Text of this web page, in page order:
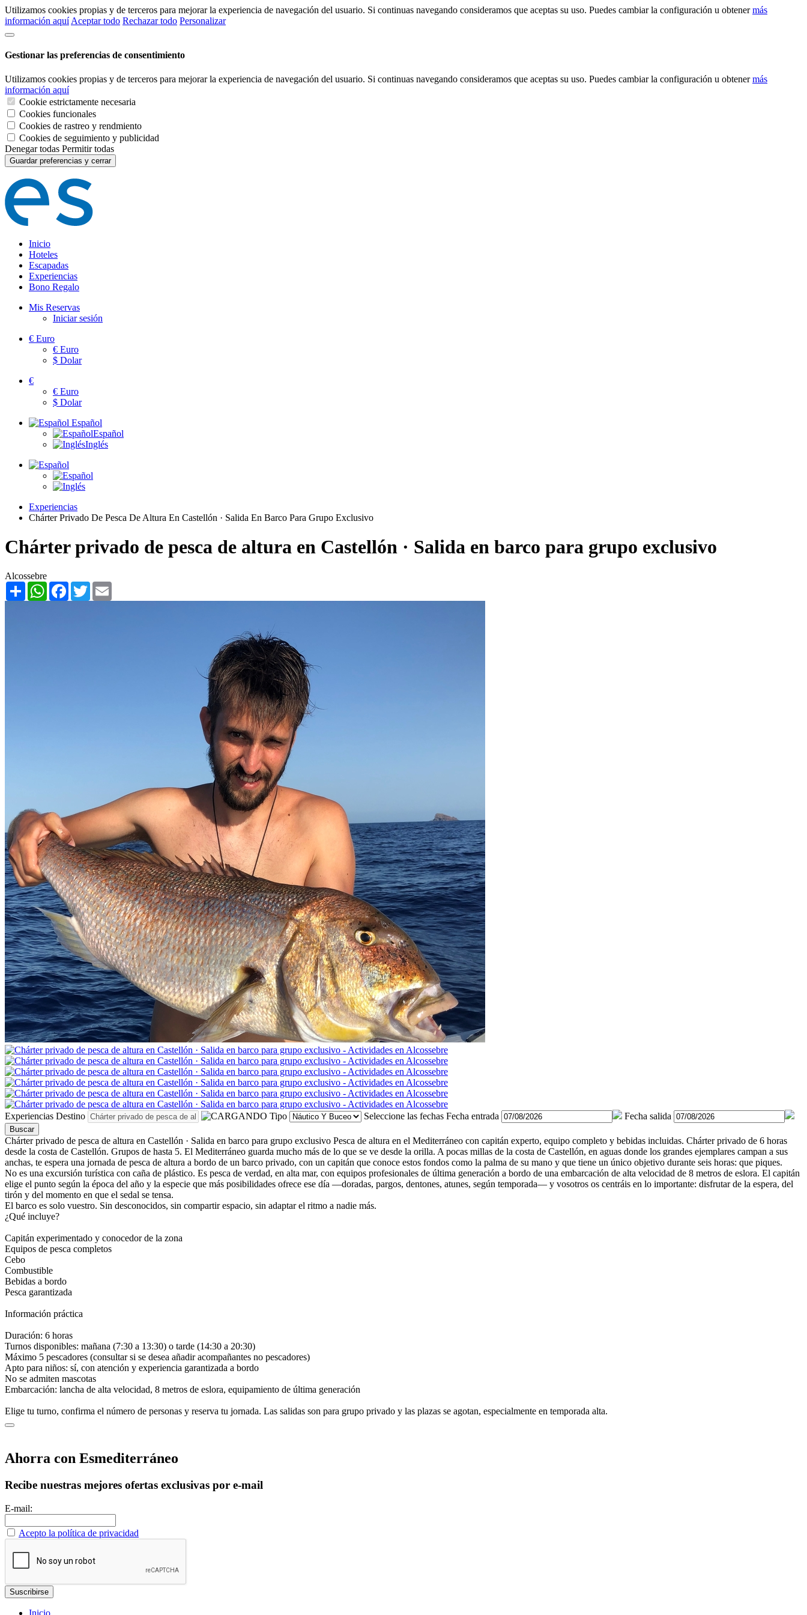
Utilizamos cookies propias y de terceros para mejorar la experiencia de navegación del usuario. Si continuas navegando consideramos que aceptas su uso. Puedes cambiar la configuración u obtenermás
información aquí Aceptar todo Rechazar todo Personalizar
Gestionar las preferencias de consentimiento
Utilizamos cookies propias y de terceros para mejorar la experiencia de navegación del usuario. Si continuas navegando consideramos que aceptas su uso. Puedes cambiar la configuración u obtenermás
información aquí
Cookie estrictamente necesaria
Cookies funcionales
Cookies de rastreo y rendmiento
Cookies de seguimiento y publicidad
Denegar todas Permitir todas
Guardar preferencias y cerrar
Inicio
Hoteles
Escapadas
Experiencias
Bono Regalo
Mis Reservas
Iniciar sesión
€ Euro
€ Euro
$ Dolar
€
€ Euro
$ Dolar
Español
Español
Inglés
Experiencias
Chárter Privado De Pesca De Altura En Castellón · Salida En Barco Para Grupo Exclusivo
Chárter privado de pesca de altura en Castellón · Salida en barco para grupo exclusivo
Alcossebre
Share WhatsAppFacebook
Twitter
Experiencias Destino Tipo Seleccione las fechas Fecha entrada Fecha salida
Buscar
Chárter privado de pesca de altura en Castellón · Salida en barco para grupo exclusivo Pesca de altura en el Mediterráneo con capitán experto, equipo completo y bebidas incluidas. Chárter privado de 6 horas
desde la costa de Castellón. Grupos de hasta 5. El Mediterráneo guarda mucho más de lo que se ve desde la orilla. A pocas millas de la costa de Castellón, en aguas donde los grandes ejemplares campan a sus
anchas, te espera una jornada de pesca de altura a bordo de un barco privado, con un capitán que conoce estos fondos como la palma de su mano y que tiene un único objetivo durante seis horas: que piques.
No es una excursión turística con caña de plástico. Es pesca de verdad, en alta mar, con equipos profesionales de última generación a bordo de una embarcación de alta velocidad de 8 metros de eslora. El capitán
elige el punto según la época del año y la especie que más posibilidades ofrece ese día —doradas, pargos, dentones, atunes, según temporada— y vosotros os centráis en lo importante: disfrutar de la espera, del
tirón y del momento en que el sedal se tensa.
El barco es solo vuestro. Sin desconocidos, sin compartir espacio, sin adaptar el ritmo a nadie más.
¿Qué incluye?
Capitán experimentado y conocedor de la zona
Equipos de pesca completos
Cebo
Combustible
Bebidas a bordo
Pesca garantizada
Información práctica
Duración: 6 horas
Turnos disponibles: mañana (7:30 a 13:30) o tarde (14:30 a 20:30)
Máximo 5 pescadores (consultar si se desea añadir acompañantes no pescadores)
Apto para niños: sí, con atención y experiencia garantizada a bordo
No se admiten mascotas
Embarcación: lancha de alta velocidad, 8 metros de eslora, equipamiento de última generación
Elige tu turno, confirma el número de personas y reserva tu jornada. Las salidas son para grupo privado y las plazas se agotan, especialmente en temporada alta.
Ahorra con Esmediterráneo
Recibe nuestras mejores ofertas exclusivas por e-mail
E-mail:
Acepto la política de privacidad
Inicio